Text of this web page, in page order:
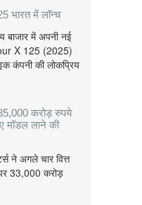
भारत में लॉन्च
बाजार में अपनी नई
X 125 (2025)
कंपनी की लोकप्रिय
करोड़ रुपये
मॉडल लाने की
ने अगले चार वित्त
पर 33,000 करोड़